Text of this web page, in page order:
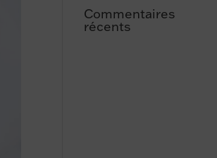
Commentaires
récents